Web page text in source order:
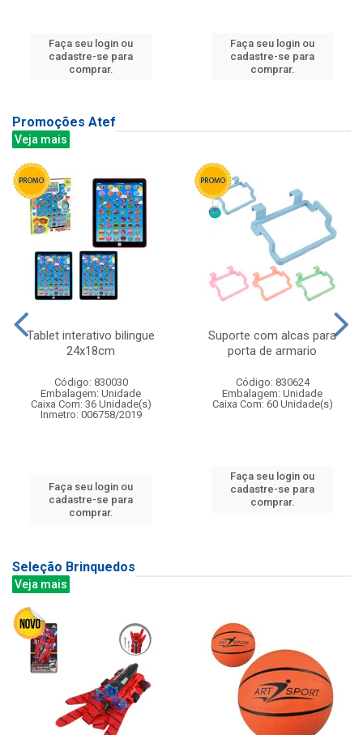
Faça seu login ou
cadastre-se para
comprar.
Faça seu login ou
cadastre-se para
comprar.
Promoções Atef
Veja mais
Tablet interativo bilingue
24x18cm
Código: 830030
Embalagem: Unidade
Caixa Com: 36 Unidade(s)
Inmetro: 006758/2019
Faça seu login ou
cadastre-se para
comprar.
Suporte com alcas para
porta de armario
Código: 830624
Embalagem: Unidade
Caixa Com: 60 Unidade(s)
Faça seu login ou
cadastre-se para
comprar.
Seleção Brinquedos
Veja mais